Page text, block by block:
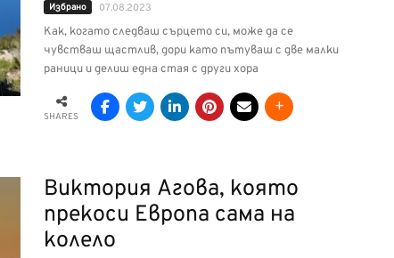
Избрано 07.08.2023
Как, когато следваш сърцето си, може да се
чувстваш щастлив, дори като пътуваш с две малки
раници и делиш една стая с други хора
SHARES
Виктория Агова, която
прекоси Европа сама на
колело